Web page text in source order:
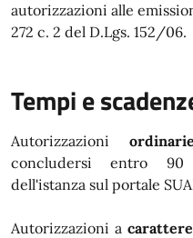
autorizzazioni alle
272 c. 2 del D.Lgs. 152/06.
Tempi e
Autorizzazioni ordinarie
concludersi entro 90
dell'istanza sul portale
Autorizzazioni a